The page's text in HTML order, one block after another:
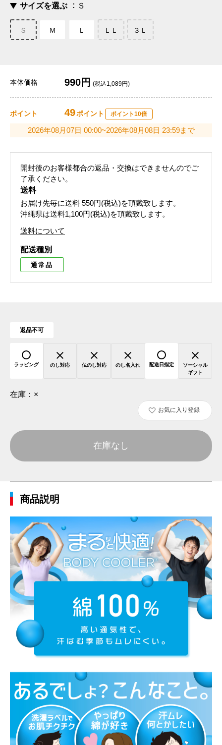
サイズを選ぶ Ｓ
Ｓ Ｍ Ｌ ＬＬ ３Ｌ
本体価格 990円 (税込1,089円)
ポイント 49ポイント ポイント10倍
2026年08月07日 00:00~2026年08月08日 23:59まで
開封後のお客様都合の返品・交換はできませんのでご
了承ください。
送料
お届け先毎に送料 550円(税込)を頂戴致します。
沖縄県は送料1,100円(税込)を頂戴致します。
送料について
配送種別
通常品
返品不可
ラッピング のし対応 仏のし対応 のし名入れ 配送日指定
ソーシャル
ギフト
在庫： ×
お気に入り登録
在庫なし
商品説明